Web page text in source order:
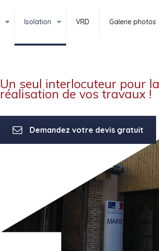
Isolation VRD Galerie photos
Un seul interlocuteur pour la
réalisation de vos travaux !
Demandez votre devis gratuit